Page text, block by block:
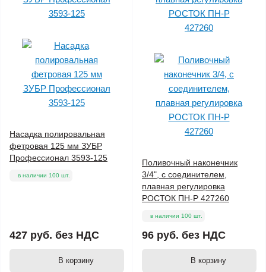
Насадка полировальная
фетровая 125 мм ЗУБР
Профессионал 3593-125
в наличии 100 шт.
427 руб. без НДС
В корзину
Поливочный наконечник
3/4", с соединителем,
плавная регулировка
РОСТОК ПН-Р 427260
в наличии 100 шт.
96 руб. без НДС
В корзину